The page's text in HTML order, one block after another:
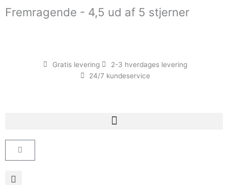
Fremragende - 4,5 ud af 5 stjerner
Gratis levering
2-3 hverdages levering
24/7 kundeservice
Kurv